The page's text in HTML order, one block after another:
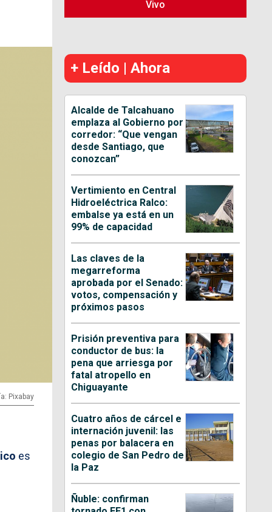
Pixabay
es
Vivo
+ Leído | Ahora
Alcalde de Talcahuano
emplaza al Gobierno por
corredor: “Que vengan
desde Santiago, que
conozcan”
Vertimiento en Central
Hidroeléctrica Ralco:
embalse ya está en un
99% de capacidad
Las claves de la
megarreforma
aprobada por el Senado:
votos, compensación y
próximos pasos
Prisión preventiva para
conductor de bus: la
pena que arriesga por
fatal atropello en
Chiguayante
Cuatro años de cárcel e
internación juvenil: las
penas por balacera en
colegio de San Pedro de
la Paz
Ñuble: confirman